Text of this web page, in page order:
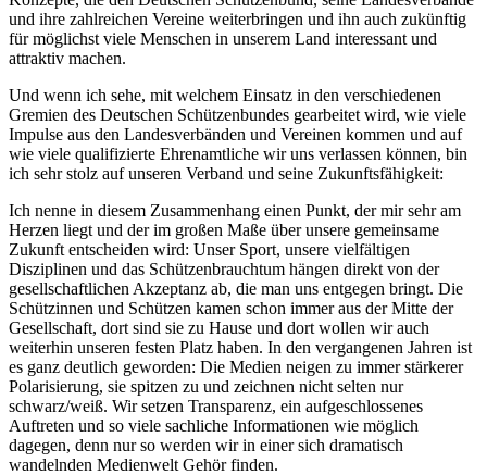
und ihre zahlreichen Vereine weiterbringen und ihn auch zukünftig
für möglichst viele Menschen in unserem Land interessant und
attraktiv machen.
Und wenn ich sehe, mit welchem Einsatz in den verschiedenen
Gremien des Deutschen Schützenbundes gearbeitet wird, wie viele
Impulse aus den Landesverbänden und Vereinen kommen und auf
wie viele qualifizierte Ehrenamtliche wir uns verlassen können, bin
ich sehr stolz auf unseren Verband und seine Zukunftsfähigkeit:
Ich nenne in diesem Zusammenhang einen Punkt, der mir sehr am
Herzen liegt und der im großen Maße über unsere gemeinsame
Zukunft entscheiden wird: Unser Sport, unsere vielfältigen
Disziplinen und das Schützenbrauchtum hängen direkt von der
gesellschaftlichen Akzeptanz ab, die man uns entgegen bringt. Die
Schützinnen und Schützen kamen schon immer aus der Mitte der
Gesellschaft, dort sind sie zu Hause und dort wollen wir auch
weiterhin unseren festen Platz haben. In den vergangenen Jahren ist
es ganz deutlich geworden: Die Medien neigen zu immer stärkerer
Polarisierung, sie spitzen zu und zeichnen nicht selten nur
schwarz/weiß. Wir setzen Transparenz, ein aufgeschlossenes
Auftreten und so viele sachliche Informationen wie möglich
dagegen, denn nur so werden wir in einer sich dramatisch
wandelnden Medienwelt Gehör finden.